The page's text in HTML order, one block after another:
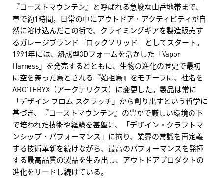
『コーストマウンテン』と呼ばれる急峻な山岳地帯まで、
車で約1時間。日常の中にアウトドア・アクティビティが自
然に溶け込んだこの街で、クライミングギアを製造販売す
るガレージブランド『ロックソリッド』としてスタート。
1991年には、熱成型3Dフォームを活かした「Vapor
Harness」を発売するとともに、生物の進化の歴史で最初
に空を舞った鳥とされる『始祖鳥』をモチーフに、社名を
ARC’TERYX（アークテリクス）に変更した。製品は常に
「デザイン フロム スクラッチ」から創り出すという哲学に
基づき、『コーストマウンテン』の豊かで厳しい環境の下
で培われた技術や経験を基盤に、「デザイン・クラフトマ
ンシップ・パフォーマンス」に拘り、業界の常識を再定義
する技術革新を続けながら、最高のパフォーマンスを発揮
する最高品質の製品を生み出し、アウトドアプロダクトの
進化をリードし続けている。